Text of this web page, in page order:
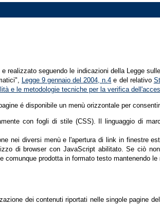
realizzato seguendo le indicazioni della Legge
Legge 9 gennaio del 2004, n.4 e del relativo
e le metodologie tecniche per la verifica
é disponibile un menù orizzontale per
con fogli di stile (CSS). Il linguaggio di
nei diversi menù e l'apertura di link in finestre
di browser con JavaScript abilitato. Se ciò
comunque prodotta in formato testo mantenendo le
dei contenuti riportati nelle singole pagine